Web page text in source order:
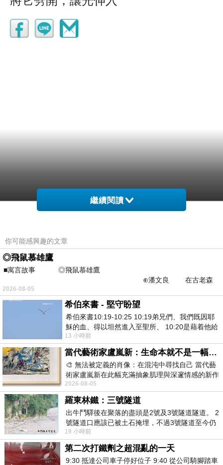
繼續閱讀
你可能感興趣的文章
◎飛鼠慕雄鷹
■寓言故事 ◎飛鼠慕雄鷹
⊕潘文良 在古老森
林的底層，住著一隻小飛鼠
2026-08-05
希伯來書 - 堅守盼望
希伯來書10:19-10:25 10:19弟兄們、我們既因耶
穌的血、得以坦然進入至聖所、 10:20是藉着他給
我們開了一條又新又活的路從幔子經過
13 小時前
當代藝術家盧嵐新：生命本就不是一幅能被定義的肖像，在混亂與交疊中拼湊完整的靈魂
🎨 無法被定義的肖像：在混沌中尋找自己 當代藝
術家盧嵐新在此幅充滿抽象肌理與深邃情感的新作
中，以灰白為基底，交織著塗抹、刮擦與
2026-08-05
羅東林鐵：三號隧道
出牛鬥驛後在聚落的盡頭是2號及3號隧道隧道。 2
號隧道口應該已被土石掩埋，不過3號隧道至今仍
存在。從台7丙牛鬥橋上往左岸上游方
19 小時前
第二次打鐵劑之超混亂的一天
9:30 抵達公司車子停好位子 9:40 從公司騎腳踏車